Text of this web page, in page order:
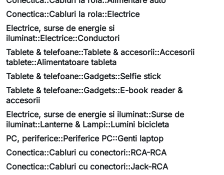
Conectica::Cabluri la rola::Electrice
Electrice, surse de energie si
iluminat::Electrice::Conductori
Tablete & telefoane::Tablete & accesorii::Accesorii
tablete::Alimentatoare tableta
Tablete & telefoane::Gadgets::Selfie stick
Tablete & telefoane::Gadgets::E-book reader &
accesorii
Electrice, surse de energie si iluminat::Surse de
iluminat::Lanterne & Lampi::Lumini bicicleta
PC, periferice::Periferice PC::Genti laptop
Conectica::Cabluri cu conectori::RCA-RCA
Conectica::Cabluri cu conectori::Jack-RCA